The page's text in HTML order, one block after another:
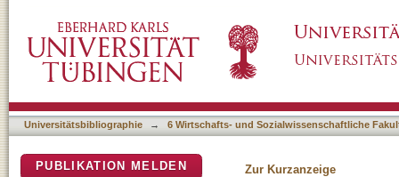
Studie
Universitätsbibliographie → 6 Wirtschafts- und Sozialwissenschaftliche
Zur Kurzanzeige
PUBLIKATION MELDEN